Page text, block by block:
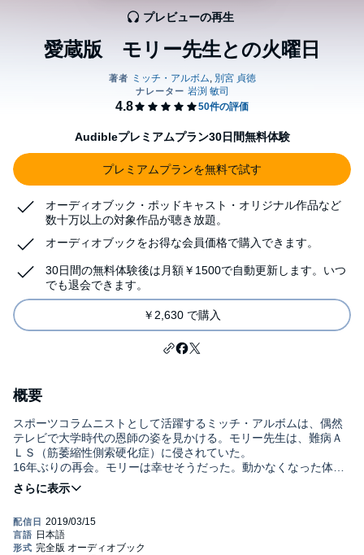
愛蔵版 モリー先生との火曜日
プレビューの再生
Audibleプレミアムプラン30日間無料体験
プレミアムプランを無料で試す
オーディオブック・ポッドキャスト・オリジナル作品など
数十万以上の対象作品が聴き放題。
オーディオブックをお得な会員価格で購入できます。
30日間の無料体験後は月額￥1500で自動更新します。いつ
でも退会できます。
￥2,630 で購入
概要
スポーツコラムニストとして活躍するミッチ・アルボムは、偶然
テレビで大学時代の恩師の姿を見かける。モリー先生は、難病Ａ
ＬＳ（筋萎縮性側索硬化症）に侵されていた。
16年ぶりの再会。モリーは幸せそうだった。動かなくなった体で
人とふれあうことを楽しんでいる。
「憐れむより、君が抱えている問題を話してくれないか」
死の床で行われる授業に教科書はない。
テーマは「人生の意味」について。